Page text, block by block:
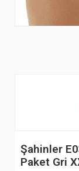
Şahinler
Paket Gri